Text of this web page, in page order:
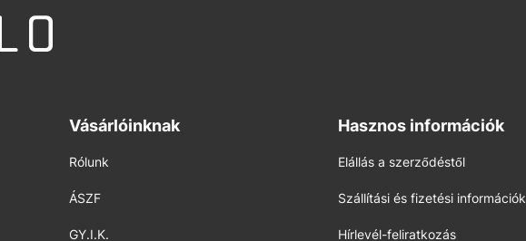
Vásárlóinknak
Rólunk
ÁSZF
GY.I.K.
Hasznos információk
Elállás a szerződéstől
Szállítási és fizetési információk
Hírlevél-feliratkozás